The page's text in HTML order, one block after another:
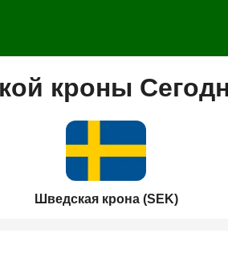
кроны
Шведская крона (SEK)